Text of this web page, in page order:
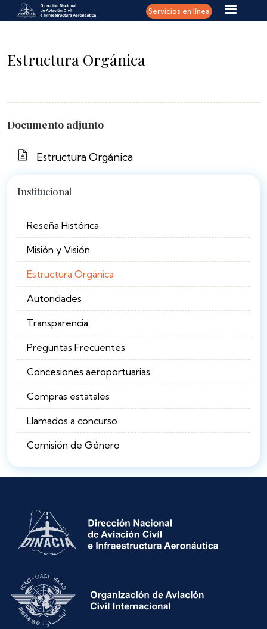
Pasar al contenido principal Servicios en línea
Estructura Orgánica
Documento adjunto
Estructura Orgánica
Institucional
Reseña Histórica
Misión y Visión
Estructura Orgánica
Autoridades
Transparencia
Preguntas Frecuentes
Concesiones aeroportuarias
Compras estatales
Llamados a concurso
Comisión de Género